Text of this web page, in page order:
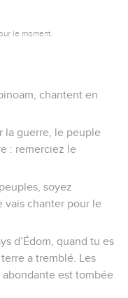
le moment.
chantent en
la guerre, le peuple
: remerciez le
soyez
vais chanter pour le
d’Édom, quand tu es
a tremblé. Les
est tombée